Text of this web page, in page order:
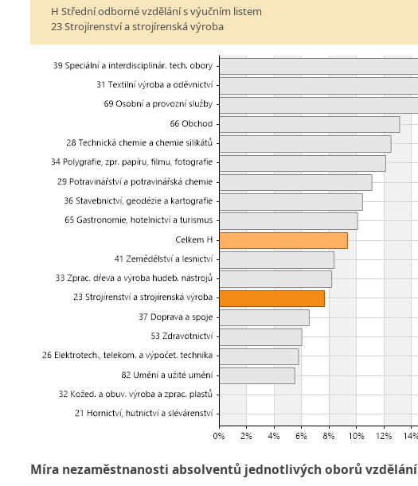
H Střední odborné vzdělání s výučním listem
23 Strojírenství a strojírenská výroba
Míra nezaměstnanosti absolventů jednotlivých oborů vzdělání